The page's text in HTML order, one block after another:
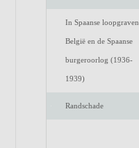
In Spaanse loopgraven.
België en de Spaanse
burgeroorlog (1936-
1939)
Randschade